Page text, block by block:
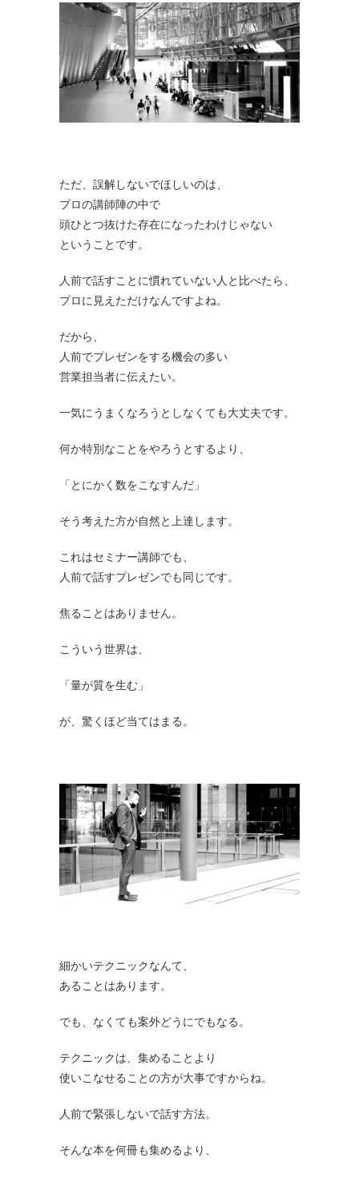
ただ、誤解しないでほしいのは、
プロの講師陣の中で
頭ひとつ抜けた存在になったわけじゃない
ということです。
人前で話すことに慣れていない人と比べたら、
プロに見えただけなんですよね。
だから、
人前でプレゼンをする機会の多い
営業担当者に伝えたい。
一気にうまくなろうとしなくても大丈夫です。
何か特別なことをやろうとするより、
「とにかく数をこなすんだ」
そう考えた方が自然と上達します。
これはセミナー講師でも、
人前で話すプレゼンでも同じです。
焦ることはありません。
こういう世界は、
「量が質を生む」
が、驚くほど当てはまる。
細かいテクニックなんて、
あることはあります。
でも、なくても案外どうにでもなる。
テクニックは、集めることより
使いこなせることの方が大事ですからね。
人前で緊張しないで話す方法。
そんな本を何冊も集めるより、